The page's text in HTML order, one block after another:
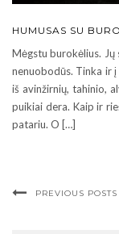
HUMUSAS SU
Mėgstu burokėlius. Jų
nenuobodūs. Tinka ir
iš avinžirnių, tahinio,
puikiai dera. Kaip ir
patariu. O […]
PREVIOUS POSTS